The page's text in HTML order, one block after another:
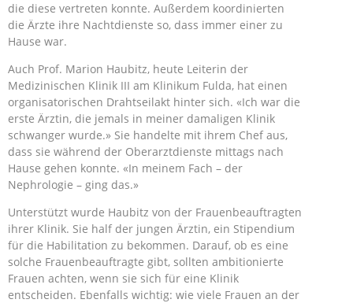
die diese vertreten konnte. Außerdem koordinierten
die Ärzte ihre Nachtdienste so, dass immer einer zu
Hause war.
Auch Prof. Marion Haubitz, heute Leiterin der
Medizinischen Klinik III am Klinikum Fulda, hat einen
organisatorischen Drahtseilakt hinter sich. «Ich war die
erste Ärztin, die jemals in meiner damaligen Klinik
schwanger wurde.» Sie handelte mit ihrem Chef aus,
dass sie während der Oberarztdienste mittags nach
Hause gehen konnte. «In meinem Fach – der
Nephrologie – ging das.»
Unterstützt wurde Haubitz von der Frauenbeauftragten
ihrer Klinik. Sie half der jungen Ärztin, ein Stipendium
für die Habilitation zu bekommen. Darauf, ob es eine
solche Frauenbeauftragte gibt, sollten ambitionierte
Frauen achten, wenn sie sich für eine Klinik
entscheiden. Ebenfalls wichtig: wie viele Frauen an der